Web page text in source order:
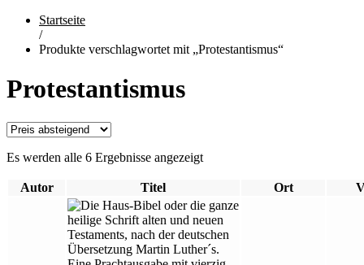
Startseite
/
Produkte verschlagwortet mit „Protestantismus“
Protestantismus
Es werden alle 6 Ergebnisse angezeigt
Autor Titel Ort